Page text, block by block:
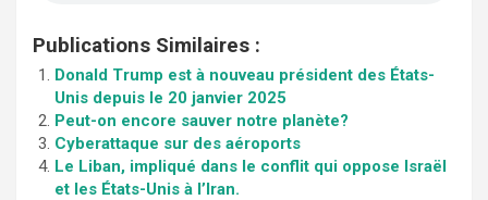
Publications Similaires :
Donald Trump est à nouveau président des États-
Unis depuis le 20 janvier 2025
Peut-on encore sauver notre planète?
Cyberattaque sur des aéroports
Le Liban, impliqué dans le conflit qui oppose Israël
et les États-Unis à l’Iran.